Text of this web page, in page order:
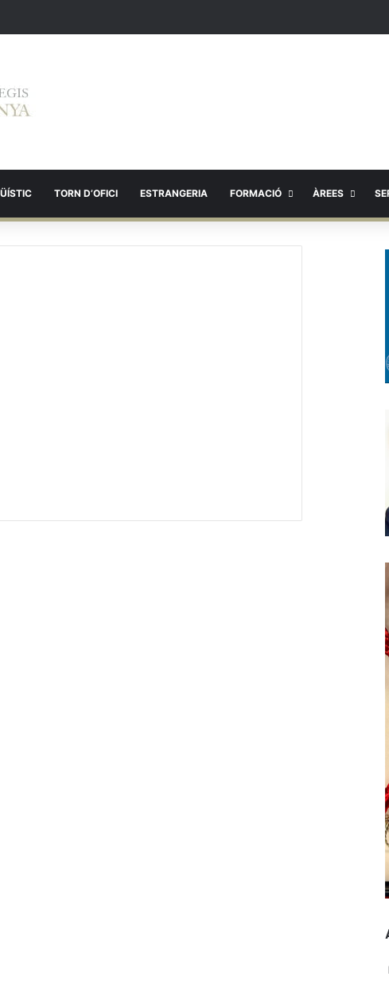
TORN D’OFICI ESTRANGERIA FORMACIÓ ÀREES